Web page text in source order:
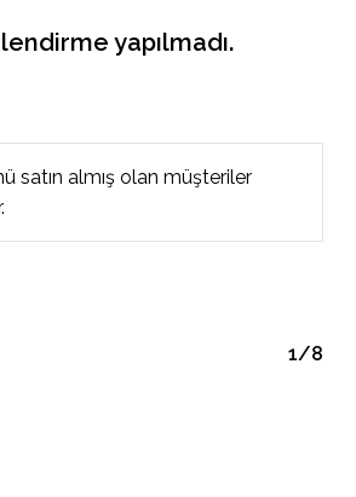
yapılmadı.
satın almış olan müşteriler
1/8